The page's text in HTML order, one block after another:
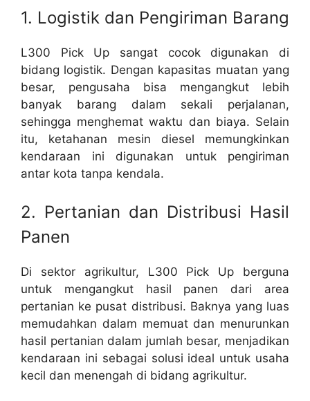
1. Logistik dan Pengiriman Barang
L300 Pick Up sangat cocok digunakan di
bidang logistik. Dengan kapasitas muatan yang
besar, pengusaha bisa mengangkut lebih
banyak barang dalam sekali perjalanan,
sehingga menghemat waktu dan biaya. Selain
itu, ketahanan mesin diesel memungkinkan
kendaraan ini digunakan untuk pengiriman
antar kota tanpa kendala.
2. Pertanian dan Distribusi Hasil
Panen
Di sektor agrikultur, L300 Pick Up berguna
untuk mengangkut hasil panen dari area
pertanian ke pusat distribusi. Baknya yang luas
memudahkan dalam memuat dan menurunkan
hasil pertanian dalam jumlah besar, menjadikan
kendaraan ini sebagai solusi ideal untuk usaha
kecil dan menengah di bidang agrikultur.